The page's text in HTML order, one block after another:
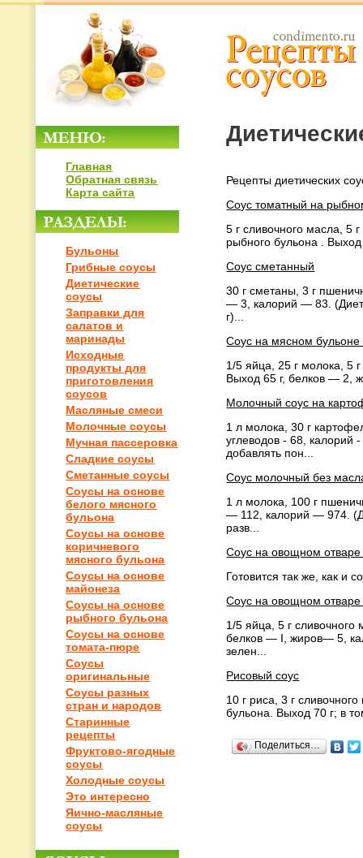
Главная
Обратная связь
Карта сайта
Бульоны
Грибные соусы
Диетические
соусы
Заправки для
салатов и
маринады
Исходные
продукты для
приготовления
соусов
Масляные смеси
Молочные соусы
Мучная пассеровка
Сладкие соусы
Сметанные соусы
Соусы на основе
белого мясного
бульона
Соусы на основе
коричневого
мясного бульона
Соусы на основе
майонеза
Соусы на основе
рыбного бульона
Соусы на основе
томата-пюре
Соусы
оригинальные
Соусы разных
стран и народов
Старинные
рецепты
Фруктово-ягодные
соусы
Холодные соусы
Это интересно
Яично-масляные
соусы
Рецепты диетических
Соус томатный на
5 г сливочного масла, 5
рыбного бульона .
Соус сметанный
30 г сметаны, 3 г
— 3, калорий — 83.
г)...
Соус на мясном
1/5 яйца, 25 г молока, 5
Выход 65 г, белков — 2,
Молочный соус на
1 л молока, 30 г
углеводов - 68,
добавлять пон...
Соус молочный без
1 л молока, 100 г
— 112, калорий — 974.
разв...
Соус на овощном
Готовится так же, как и
Соус на овощном
1/5 яйца, 5 г сливочного
белков — I, жиров— 5,
зелен...
Рисовый соус
10 г риса, 3 г
бульона. Выход 70 г; в
Поделиться…